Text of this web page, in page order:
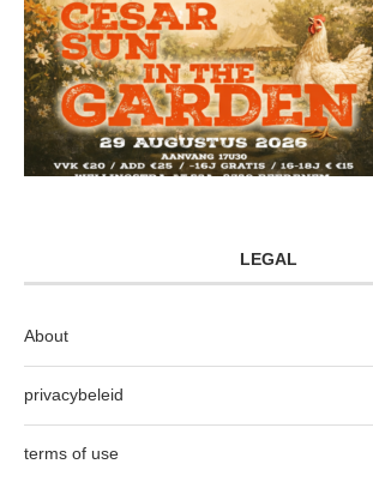
LEGAL
About
privacybeleid
terms of use